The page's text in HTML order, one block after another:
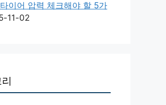
이어 압력 체크해야 할 5가
11-02